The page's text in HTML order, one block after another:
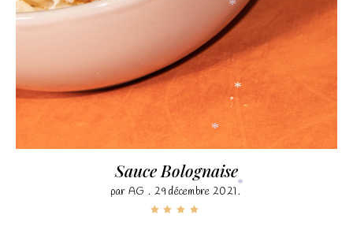
Sauce Bolognaise
par AG 29 décembre 2021
*
*